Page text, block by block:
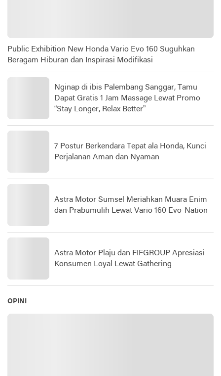
Public Exhibition New Honda Vario Evo 160 Suguhkan
Beragam Hiburan dan Inspirasi Modifikasi
Nginap di ibis Palembang Sanggar, Tamu
Dapat Gratis 1 Jam Massage Lewat Promo
“Stay Longer, Relax Better”
7 Postur Berkendara Tepat ala Honda, Kunci
Perjalanan Aman dan Nyaman
Astra Motor Sumsel Meriahkan Muara Enim
dan Prabumulih Lewat Vario 160 Evo-Nation
Astra Motor Plaju dan FIFGROUP Apresiasi
Konsumen Loyal Lewat Gathering
OPINI